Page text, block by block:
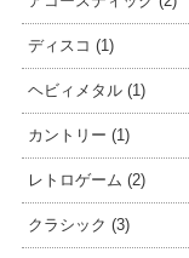
ディスコ (1)
ヘビィメタル (1)
カントリー (1)
レトロゲーム (2)
クラシック (3)